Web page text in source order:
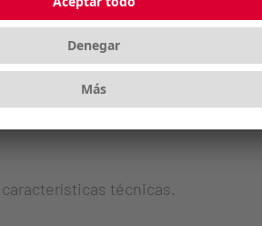
técnicas.